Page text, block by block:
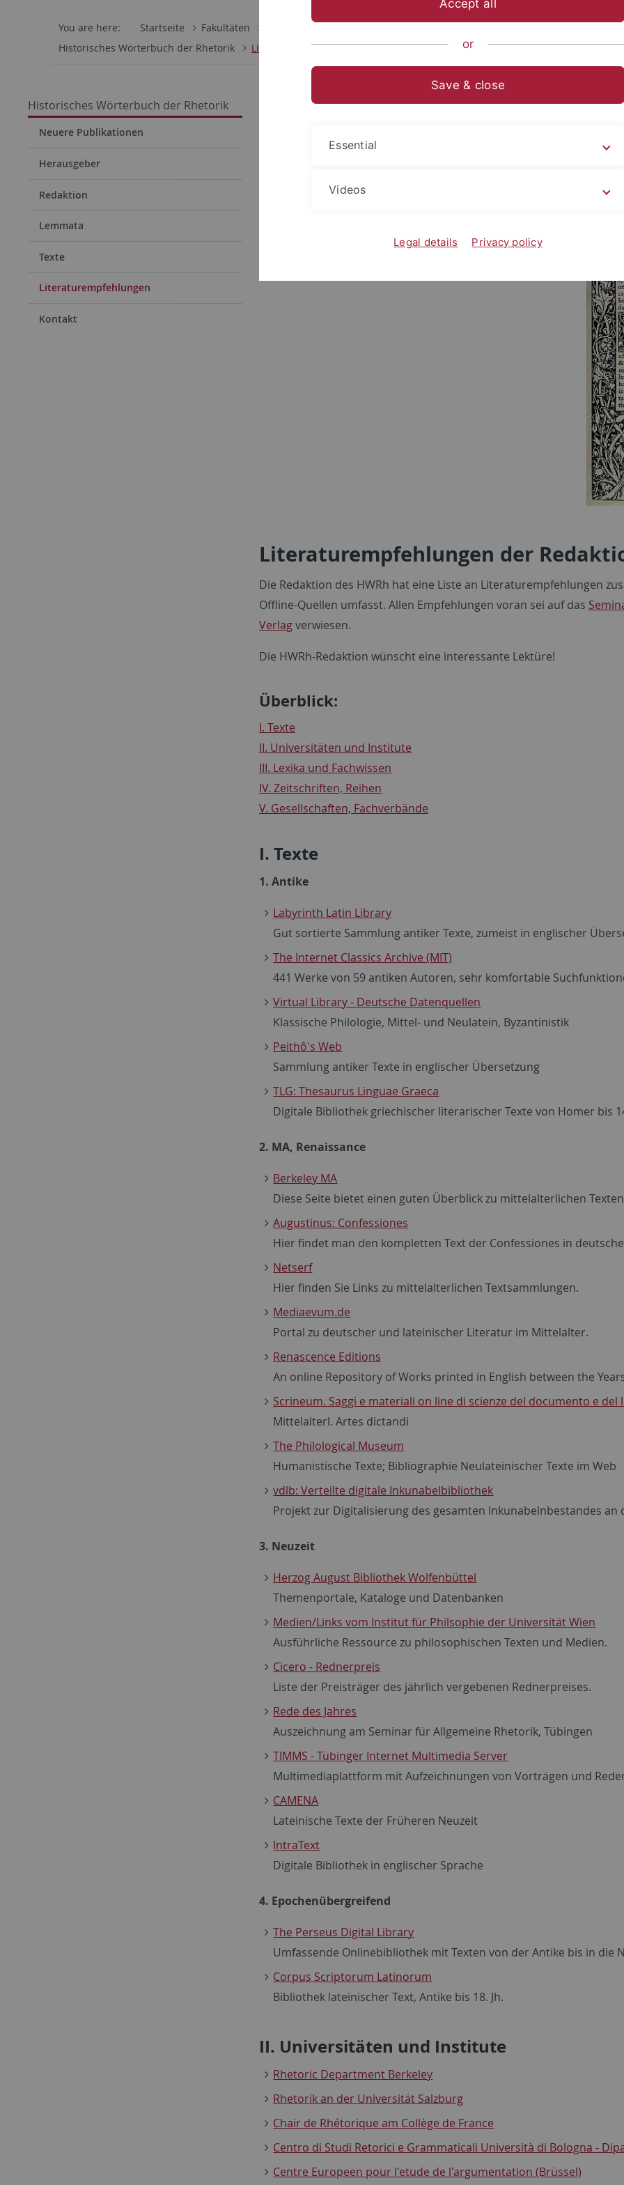
You are here: Startseite Fakultäten
Historisches Wörterbuch der Rhetorik
Literaturempfehlungen
Historisches Wörterbuch der Rhetorik
Neuere Publikationen
Herausgeber
Redaktion
Lemmata
Texte
Literaturempfehlungen
Kontakt
Literaturempfehlungen der
Die Redaktion des HWRh hat eine Liste an Literaturempfehlungen
Offline-Quellen umfasst. Allen Empfehlungen voran sei auf das
Verlagverwiesen.
Die HWRh-Redaktion wünscht eine interessante Lektüre!
Überblick:
I. Texte
II. Universitäten und Institute
III. Lexika und Fachwissen
IV. Zeitschriften, Reihen
V. Gesellschaften, Fachverbände
I. Texte
1. Antike
Labyrinth Latin Library
Gut sortierte Sammlung antiker Texte, zumeist in englischer
The Internet Classics Archive (MIT)
441 Werke von 59 antiken Autoren, sehr komfortable
Virtual Library - Deutsche Datenquellen
Klassische Philologie, Mittel- und Neulatein, Byzantinistik
Peithô's Web
Sammlung antiker Texte in englischer Übersetzung
TLG: Thesaurus Linguae Graeca
Digitale Bibliothek griechischer literarischer Texte von Homer bis
2. MA, Renaissance
Berkeley MA
Diese Seite bietet einen guten Überblick zu mittelalterlichen
Augustinus: Confessiones
Hier findet man den kompletten Text der Confessiones in
Netserf
Hier finden Sie Links zu mittelalterlichen Textsammlungen.
Mediaevum.de
Portal zu deutscher und lateinischer Literatur im Mittelalter.
Renascence Editions
An online Repository of Works printed in English between the
Scrineum. Saggi e materiali on line di scienze del documento e del
Mittelalterl.Artes dictandi
The Philological Museum
Humanistische Texte; Bibliographie Neulateinischer Texte im Web
vdlb: Verteilte digitale Inkunabelbibliothek
Projekt zur Digitalisierung des gesamten Inkunabelnbestandes an
3. Neuzeit
Herzog August Bibliothek Wolfenbüttel
Themenportale, Kataloge und Datenbanken
Medien/Links vom Institut für Philsophie der Universität Wien
Ausführliche Ressource zu philosophischen Texten und Medien.
Cicero - Rednerpreis
Liste der Preisträger des jährlich vergebenen Rednerpreises.
Rede des Jahres
Auszeichnung am Seminar für Allgemeine Rhetorik, Tübingen
TIMMS - Tübinger Internet Multimedia Server
Multimediaplattform mit Aufzeichnungen von Vorträgen und
CAMENA
Lateinische Texte der Früheren Neuzeit
IntraText
Digitale Bibliothek in englischer Sprache
4. Epochenübergreifend
The Perseus Digital Library
Umfassende Onlinebibliothek mit Texten von der Antike bis in die
Corpus Scriptorum Latinorum
Bibliothek lateinischer Text, Antike bis 18. Jh.
II. Universitäten und Institute
Rhetoric Department Berkeley
Rhetorik an der Universität Salzburg
Chair de Rhétorique am Collège de France
Centro di Studi Retorici e Grammaticali Università di Bologna -
Centre Europeen pour l'etude de l'argumentation (Brüssel)
Accept all
or
Save & close
Essential
Videos
Legal details Privacy policy